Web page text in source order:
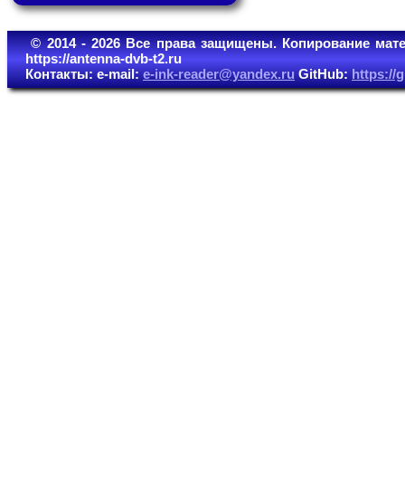
© 2014 - 2026 Все права защищены. Копирование
https://antenna-dvb-t2.ru
Контакты: e-mail:e-ink-reader@yandex.ruGitHub:https://